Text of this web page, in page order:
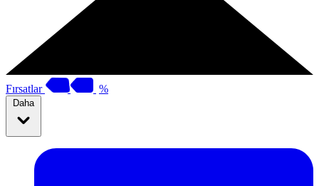
Fırsatlar %
Daha